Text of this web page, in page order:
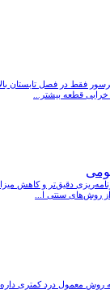
فقط در فصل تابستان
قطعه بیشتر...
دقیق‌تر و کاهش
روش‌های سنتی ا...
روش معمول درد کمتری داره